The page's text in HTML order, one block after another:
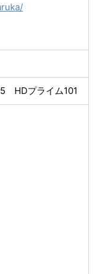
HDプライム101